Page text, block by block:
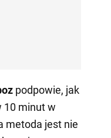
podpowie, jak
10 minut w
metoda jest nie